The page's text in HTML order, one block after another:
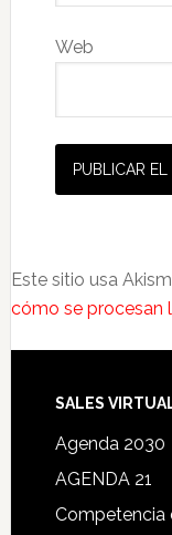
Web
Este sitio usa
cómo se procesan
SALES
Agenda 2030
AGENDA 21
Competencia